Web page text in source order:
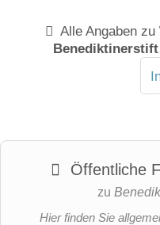
Alle Angaben zu
Öffentliche
zu
Hier finden Sie